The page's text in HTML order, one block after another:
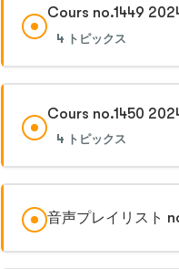
Cours no.1449
4 トピックス
Cours no.1450
4 トピックス
音声プレイリスト